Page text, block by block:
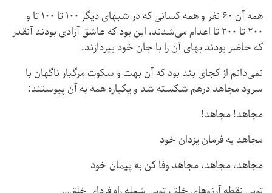
همه آن ۶۰ نفر و همه کسانی که در شبهای دیگر ۱۰۰ تا ۱۰۰ تا و
۲۰۰ تا ۲۰۰ تا اعدام می‌شدند، این بود که عاشق آزادی بودند آنقدر
که حاضر بودند بهای آن را با جان خود بپردازند.
نمی‌دانم از کجای بند بود که آن بهت و سکوت مرگبار ناگهان با
سرود مجاهد درهم شکسته شد و یکباره همه به آن پیوستند:
مجاهد! مجاهد!
مجاهد به فرمان یزدان خود
مجاهد، مجاهد، مجاهد وفا کن به پیمان خود